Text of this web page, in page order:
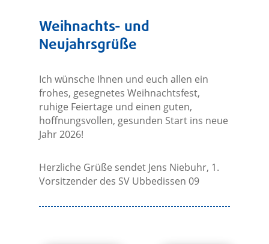
Weihnachts- und
Neujahrsgrüße
Ich wünsche Ihnen und euch allen ein
frohes, gesegnetes Weihnachtsfest,
ruhige Feiertage und einen guten,
hoffnungsvollen, gesunden Start ins neue
Jahr 2026!
Herzliche Grüße sendet Jens Niebuhr, 1.
Vorsitzender des SV Ubbedissen 09